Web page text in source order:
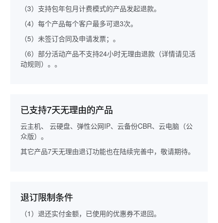
（3）支持包年包月计费模式的产品发起退款。
（4）每个产品每个客户最多可退3次。
（5）未签订合同及申请发票；。
（6）部分活动产品不支持24小时无理由退款（详情请见活
动规则）。。
已支持7天无理由的产品
云主机、 云硬盘、弹性公网IP、云备份CBR、云电脑（公
众版）。
其它产品7天无理由退订功能也在陆续完善中，敬请期待。
退订限制条件
（1）退还实付金额，已使用的优惠券不退回。